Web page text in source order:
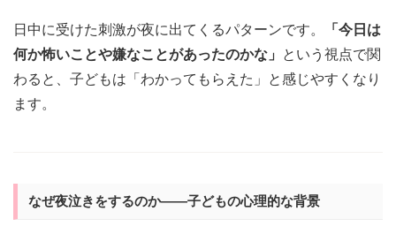
日中に受けた刺激が夜に出てくるパターンです。
「今日は
何か怖いことや嫌なことがあったのかな」
という視点で関
わると、子どもは「わかってもらえた」と感じやすくなり
ます。
なぜ夜泣きをするのか——子どもの心理的な背景